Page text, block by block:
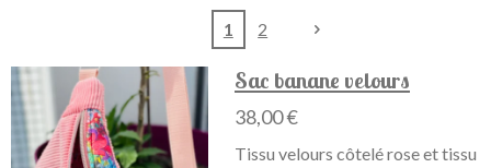
1 2
Sac banane velours
38,00 €
Tissu velours côtelé rose et tissu